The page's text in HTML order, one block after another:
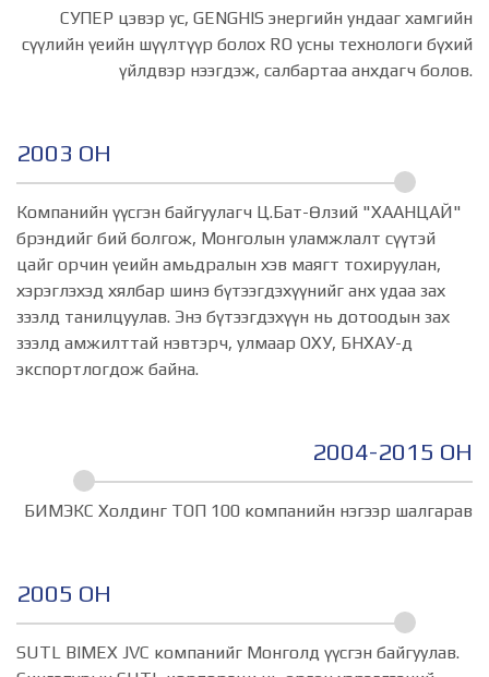
СУПЕР цэвэр ус, GENGHIS энергийн ундааг хамгийн
сүүлийн үеийн шүүлтүүр болох RO усны технологи бүхий
үйлдвэр нээгдэж, салбартаа анхдагч болов.
2003 ОН
Компанийн үүсгэн байгуулагч Ц.Бат-Өлзий "ХААНЦАЙ"
брэндийг бий болгож, Монголын уламжлалт сүүтэй
цайг орчин үеийн амьдралын хэв маягт тохируулан,
хэрэглэхэд хялбар шинэ бүтээгдэхүүнийг анх удаа зах
зээлд танилцуулав. Энэ бүтээгдэхүүн нь дотоодын зах
зээлд амжилттай нэвтэрч, улмаар ОХУ, БНХАУ-д
экспортлогдож байна.
2004-2015 ОН
БИМЭКС Холдинг ТОП 100 компанийн нэгээр шалгарав
2005 ОН
SUTL BIMEX JVC компанийг Монголд үүсгэн байгуулав.